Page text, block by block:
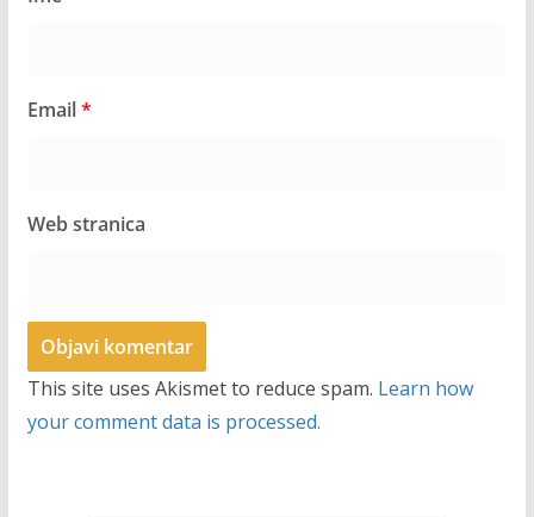
Email*
Web stranica
This site uses Akismet to reduce spam. Learn how
your comment data is processed.